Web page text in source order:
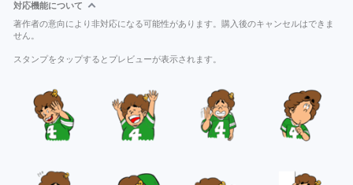
対応機能について
著作者の意向により非対応になる可能性があります。購入後のキャンセルはできま
せん。
スタンプをタップするとプレビューが表示されます。